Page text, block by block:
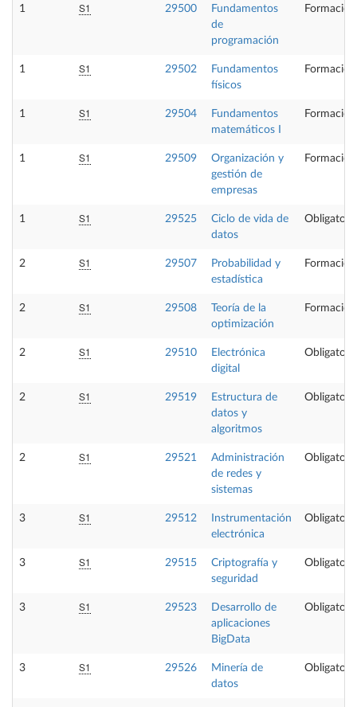
1 S1 29500
Fundamentos
de
programación
1 S1 29502
Fundamentos
físicos
1 S1 29504
Fundamentos
matemáticos I
1 S1 29509
Organización y
gestión de
empresas
1 S1 29525
Ciclo de vida de
datos
Obligatoria
2 S1 29507
Probabilidad y
estadística
2 S1 29508
Teoría de la
optimización
2 S1 29510
Electrónica
digital
Obligatoria
2 S1 29519
Estructura de
datos y
algoritmos
Obligatoria
2 S1 29521
Administración
de redes y
sistemas
Obligatoria
3 S1 29512
Instrumentación
electrónica
Obligatoria
3 S1 29515
Criptografía y
seguridad
Obligatoria
3 S1 29523
Desarrollo de
aplicaciones
BigData
Obligatoria
3 S1 29526
Minería de
datos
Obligatoria